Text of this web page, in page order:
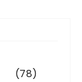
(78)